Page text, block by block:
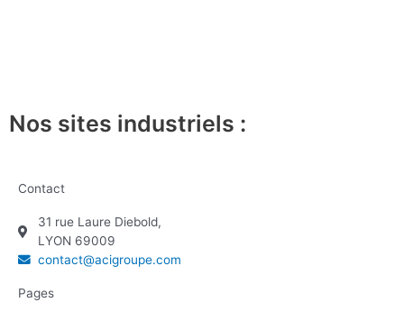
Nos sites industriels :
Contact
31 rue Laure Diebold,
LYON 69009
contact@acigroupe.com
Pages